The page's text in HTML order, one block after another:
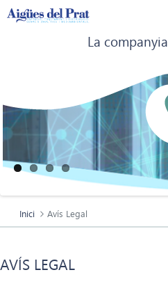
La companyia
Inici Avís Legal
AVÍS LEGAL